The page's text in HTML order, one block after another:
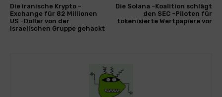
Die iranische Krypto -
Exchange für 82 Millionen
US -Dollar von der
israelischen Gruppe gehackt
Die Solana -Koalition schlägt
den SEC -Piloten für
tokenisierte Wertpapiere vor